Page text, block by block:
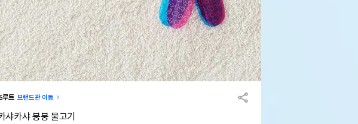
루트 브랜드관 이동
샤카샤 붕붕 물고기